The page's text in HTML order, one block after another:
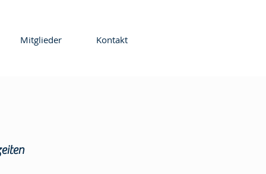
Mitglieder Kontakt